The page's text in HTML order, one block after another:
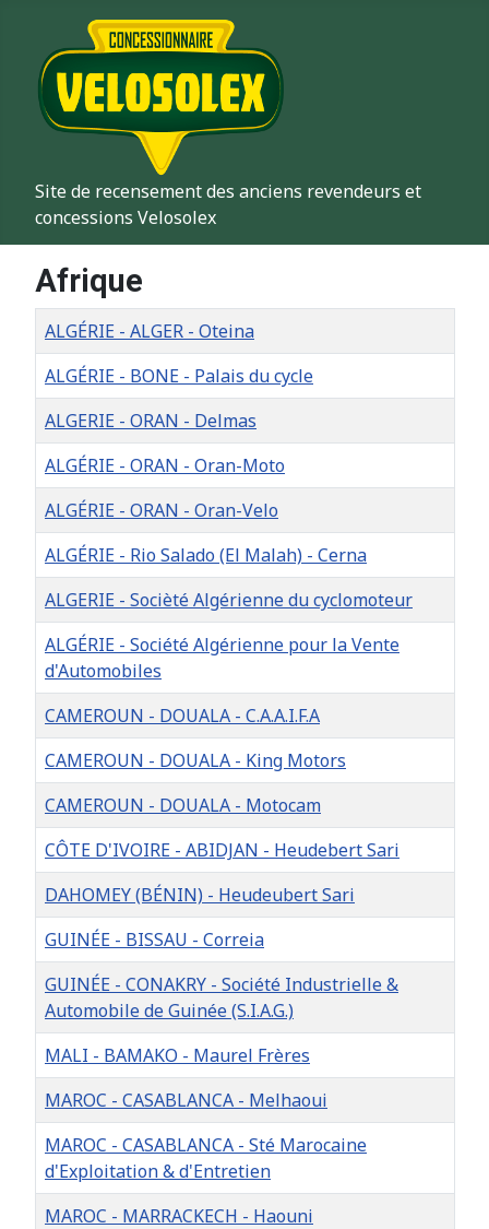
Site de recensement des anciens revendeurs et
concessions Velosolex
Afrique
Titre
ALGÉRIE - ALGER - Oteina
ALGÉRIE - BONE - Palais du cycle
ALGERIE - ORAN - Delmas
ALGÉRIE - ORAN - Oran-Moto
ALGÉRIE - ORAN - Oran-Velo
ALGÉRIE - Rio Salado (El Malah) - Cerna
ALGERIE - Socièté Algérienne du cyclomoteur
ALGÉRIE - Société Algérienne pour la Vente
d'Automobiles
CAMEROUN - DOUALA - C.A.A.I.F.A
CAMEROUN - DOUALA - King Motors
CAMEROUN - DOUALA - Motocam
CÔTE D'IVOIRE - ABIDJAN - Heudebert Sari
DAHOMEY (BÉNIN) - Heudeubert Sari
GUINÉE - BISSAU - Correia
GUINÉE - CONAKRY - Société Industrielle &
Automobile de Guinée (S.I.A.G.)
MALI - BAMAKO - Maurel Frères
MAROC - CASABLANCA - Melhaoui
MAROC - CASABLANCA - Sté Marocaine
d'Exploitation & d'Entretien
MAROC - MARRACKECH - Haouni